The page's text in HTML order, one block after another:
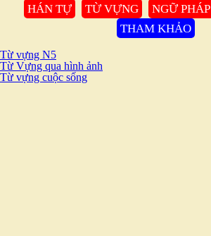
HÁN TỰ TỪ VỰNG NGỮ PHÁP
THAM KHẢO
Từ vựng N5
Từ Vựng qua hình ảnh
Từ vựng cuộc sống